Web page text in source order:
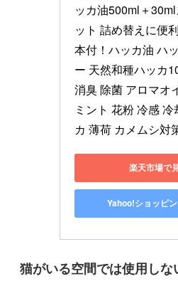
ッカ油500ml＋
ット 詰め替えに便
本付！ハッカ油 ハ
ー 天然和種ハッカ
消臭 除菌 アロマオ
ミント 花粉 冷感
カ 薄荷 カメムシ対
楽天市場で
Yahoo!ショッピ
猫がいる空間では使用しな